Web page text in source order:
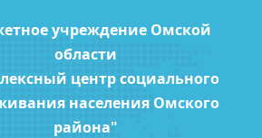
учреждение Омской
области
центр социального
населения Омского
района"